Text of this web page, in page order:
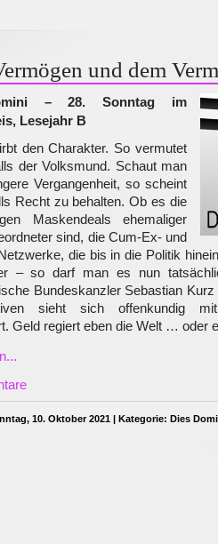
und dem
– 28. Sonntag im
Lesejahr B
den Charakter. So vermutet
der Volksmund. Schaut man
Vergangenheit, so scheint
Recht zu behalten. Ob es die
Maskendeals ehemaliger
sind, die Cum-Ex- und
die bis in die Politik
– so darf man es nun
Bundeskanzler Sebastian
sieht sich offenkundig mit
Geld regiert eben die Welt … oder
10. Oktober 2021 | Kategorie: Dies